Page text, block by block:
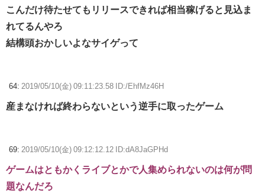
こんだけ待たせてもリリースできれば相当稼げると見込ま
れてるんやろ
結構頭おかしいよなサイゲって
64: 2019/05/10(金) 09:11:23.58 ID:/EhfMz46H
産まなければ終わらないという逆手に取ったゲーム
69: 2019/05/10(金) 09:12:12.12 ID:dA8JaGPHd
ゲームはともかくライブとかで人集められないのは何が問
題なんだろ